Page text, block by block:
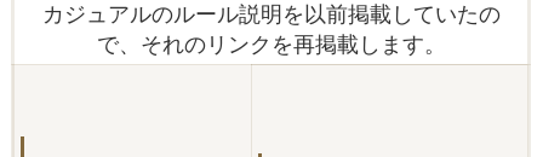
カジュアルのルール説明を以前掲載していたの
で、それのリンクを再掲載します。